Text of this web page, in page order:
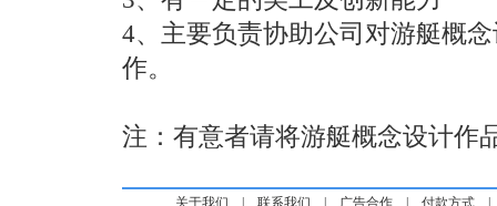
4、主要负责协助公司对游艇概
作。
注：有意者请将游艇概念设计作
关于我们 联系我们 广告合作| 付款方式